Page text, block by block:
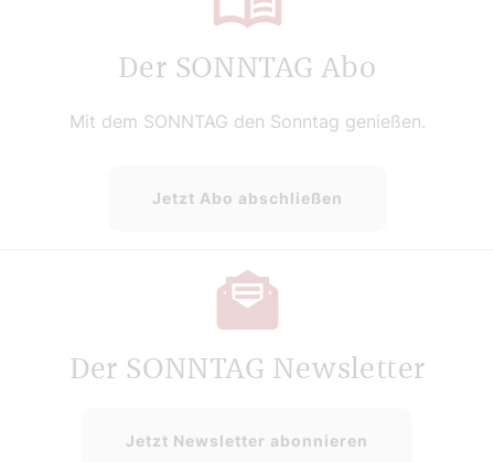
Der SONNTAG Abo
Mit dem SONNTAG den Sonntag genießen.
Jetzt Abo abschließen
Der SONNTAG Newsletter
Jetzt Newsletter abonnieren